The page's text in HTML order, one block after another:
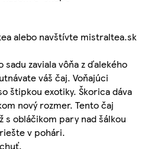
alebo navštívte mistraltea.sk
zaviala vôňa z ďalekého
váš čaj. Voňajúci
štipkou exotiky. Škorica dáva
nový rozmer. Tento čaj
obláčikom pary nad šálkou
v pohári.